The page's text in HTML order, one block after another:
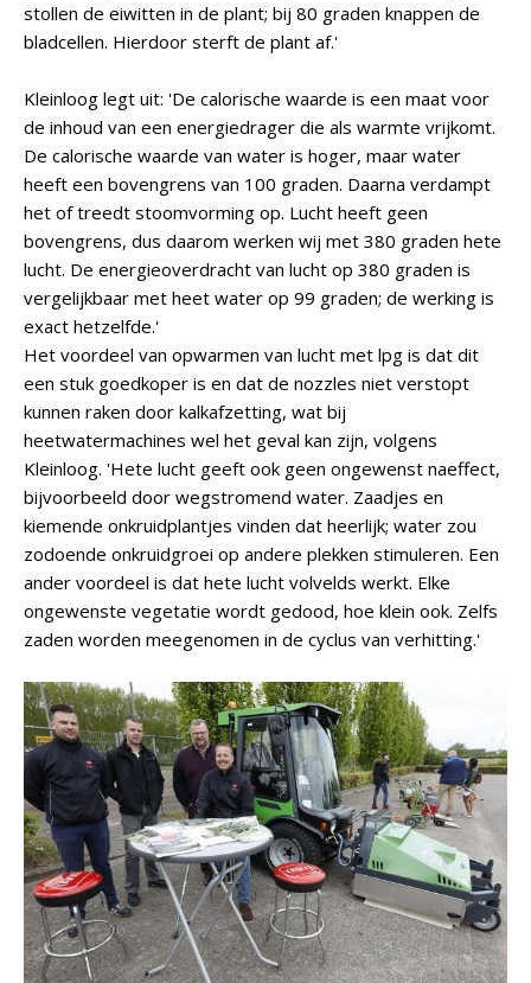
stollen de eiwitten in de plant; bij 80 graden knappen de
bladcellen. Hierdoor sterft de plant af.'
Kleinloog legt uit: 'De calorische waarde is een maat voor
de inhoud van een energiedrager die als warmte vrijkomt.
De calorische waarde van water is hoger, maar water
heeft een bovengrens van 100 graden. Daarna verdampt
het of treedt stoomvorming op. Lucht heeft geen
bovengrens, dus daarom werken wij met 380 graden hete
lucht. De energieoverdracht van lucht op 380 graden is
vergelijkbaar met heet water op 99 graden; de werking is
exact hetzelfde.'
Het voordeel van opwarmen van lucht met lpg is dat dit
een stuk goedkoper is en dat de nozzles niet verstopt
kunnen raken door kalkafzetting, wat bij
heetwatermachines wel het geval kan zijn, volgens
Kleinloog. 'Hete lucht geeft ook geen ongewenst naeffect,
bijvoorbeeld door wegstromend water. Zaadjes en
kiemende onkruidplantjes vinden dat heerlijk; water zou
zodoende onkruidgroei op andere plekken stimuleren. Een
ander voordeel is dat hete lucht volvelds werkt. Elke
ongewenste vegetatie wordt gedood, hoe klein ook. Zelfs
zaden worden meegenomen in de cyclus van verhitting.'